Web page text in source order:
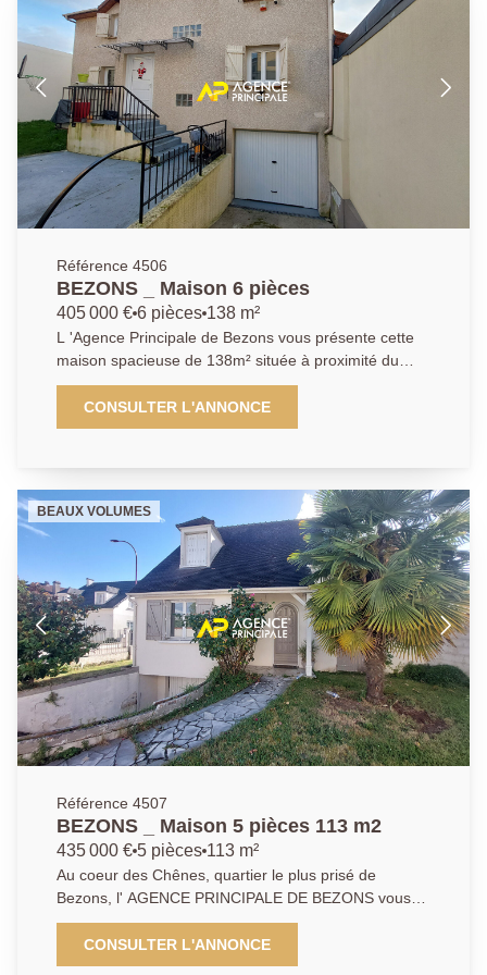
aménagée avec une arrière-cuisine et des WC
indépendant A l'étage un palier, une salle d'eau, deux
chambres. Un sous-sol total composé d'une
chaufferie, une buanderie, un atelier. Vous serez
séduit par l'extérieur de la maison, un cadre idéal
pour vous ressourcer au calme. La maison offre de
nombreuses possibilités d'évolution grâce à son très
beau jardin. Très rare sur le secteur. Les informations
sur les risques auxquels ce bien est exposé sont
disponibles sur le site Géorisques :
nous présenter une pièce d'identité avant chaque
visite. Pour de plus amples informations contactez
l'Agence afin d'organiser une visite, AP : 01 34 34 39
Référence 4506
BEZONS _ Maison 6 pièces
405 000 € 6 pièces 138 m²
L 'Agence Principale de Bezons vous présente cette
maison spacieuse de 138m² située à proximité du
tramway T2 reliant la Défense en 11 minutes, du
centre-ville et du nouveau quartier "Coeur de ville". La
visite commence par une entrée, une cuisine séparée
étage une suite parentale avec salle de bains, wc
indépendant. Au premier étage, vous apprécierez une
deuxième suite parentale avec sa salle de bains et
son dressing. Deux autres chambres, un bureau, une
salle d'eau et un wc indépendant. Un sous-sol total
complète le bien avec espace buanderie, chaufferie et
une pièce à aménager en fonction de vos besoin et
garage fermé. Possibilité d'entrer plusieurs véhicules
sur la parcelle. De beaux volumes, pas de travaux à
prévoir. Les informations sur les risques auxquels ce
bien est exposé sont disponibles sur le site
Géorisques : www.georisques.gouv.fr. Il vous sera
demandé de nous présenter une pièce d'identité
avant chaque visite. Pour de plus amples informations
contactez l'Agence afin d'organiser une visite, AP : 01
34 34 39 29
CONSULTER L'ANNONCE
BEAUX VOLUMES
Référence 4507
BEZONS _ Maison 5 pièces 113 m2
435 000 € 5 pièces 113 m²
Au coeur des Chênes, quartier le plus prisé de
Bezons, l' AGENCE PRINCIPALE DE BEZONS vous
présente cette magnifique maison familiale 4
chambres d'environ 113m2 située dans un
environnement calme et arboré. La visite débute par
CONSULTER L'ANNONCE